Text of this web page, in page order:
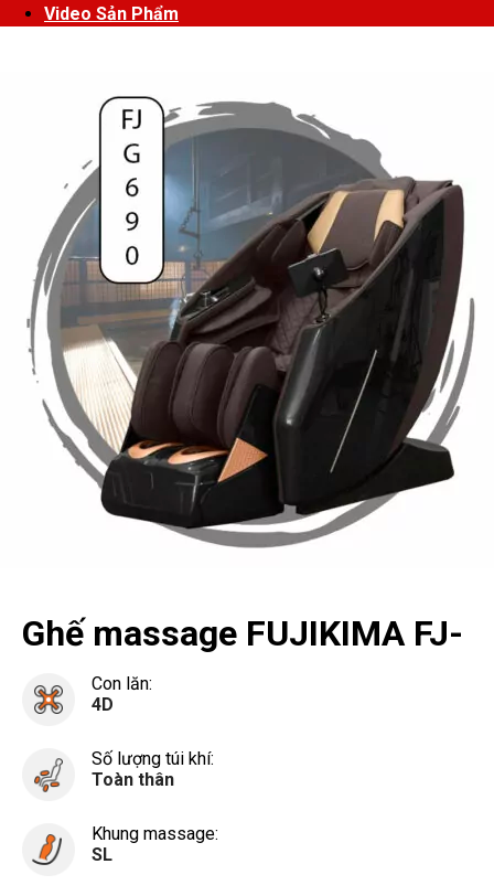
Video Sản Phẩm
Ghế massage FUJIKIMA FJ-
G690 (HT-C700)
Con lăn:
4D
Số lượng túi khí:
Toàn thân
Khung massage:
SL